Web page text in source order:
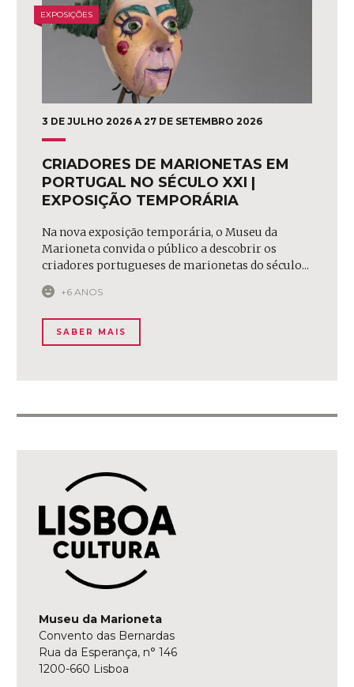
EXPOSIÇÕES
3 DE JULHO 2026 A 27 DE SETEMBRO 2026
CRIADORES DE MARIONETAS EM
PORTUGAL NO SÉCULO XXI |
EXPOSIÇÃO TEMPORÁRIA
Na nova exposição temporária, o Museu da
Marioneta convida o público a descobrir os
criadores portugueses de marionetas do século...
+6 ANOS
SABER MAIS
Museu da Marioneta
Convento das Bernardas
Rua da Esperança, n° 146
1200-660 Lisboa